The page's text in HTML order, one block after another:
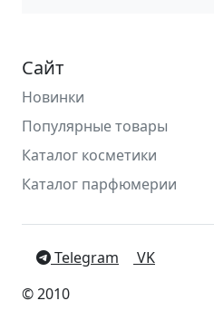
Сайт
Новинки
Популярные товары
Каталог косметики
Каталог парфюмерии
Telegram
VK
© 2010